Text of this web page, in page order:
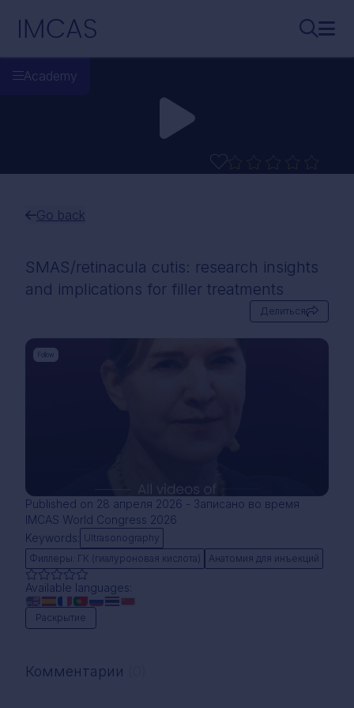
IMCAS
Academy
Go back
SMAS/retinacula cutis: research insights
and implications for filler treatments
Делиться
Follow
Published on 28 апреля 2026 - Записано во время
IMCAS World Congress 2026
Keywords: Ultrasonography
Филлеры: ГК (гиалуроновая кислота)
Анатомия для инъекций
Available languages:
Раскрытие
Комментарии